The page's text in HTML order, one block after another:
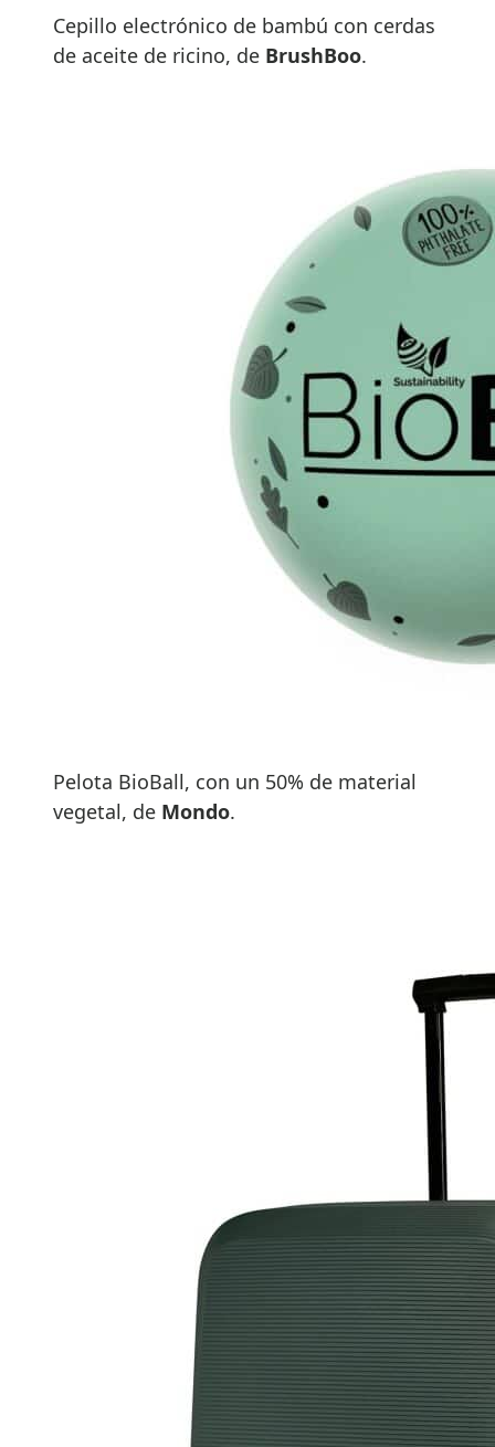
Cepillo electrónico de bambú con cerdas
de aceite de ricino, de BrushBoo.
Pelota BioBall, con un 50% de material
vegetal, de Mondo.